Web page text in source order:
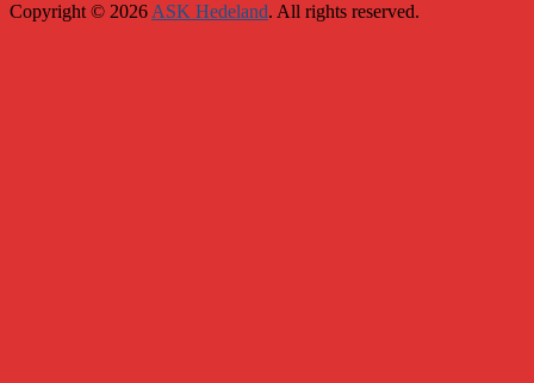
Copyright © 2026 ASK Hedeland. All rights reserved.